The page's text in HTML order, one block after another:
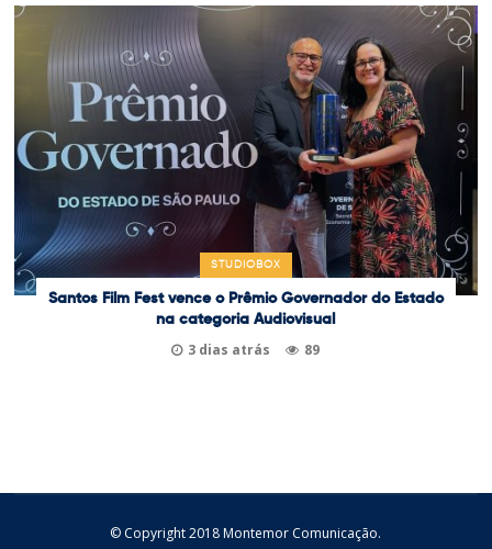
STUDIOBOX
Santos Film Fest vence o Prêmio Governador do Estado
na categoria Audiovisual
3 dias atrás 89
© Copyright 2018 Montemor Comunicação.